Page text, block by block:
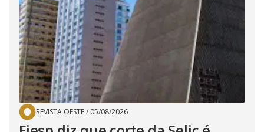
REVISTA OESTE/ 05/08/2026